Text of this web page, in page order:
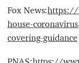
Fox News:https://
house-
covering-guidance